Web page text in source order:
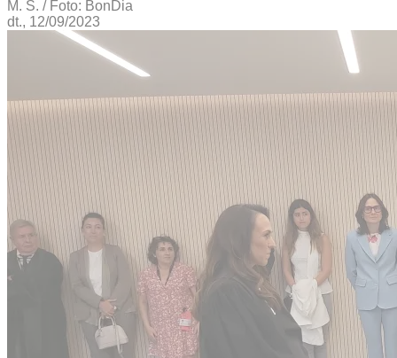
M. S. / Foto: BonDia
dt., 12/09/2023